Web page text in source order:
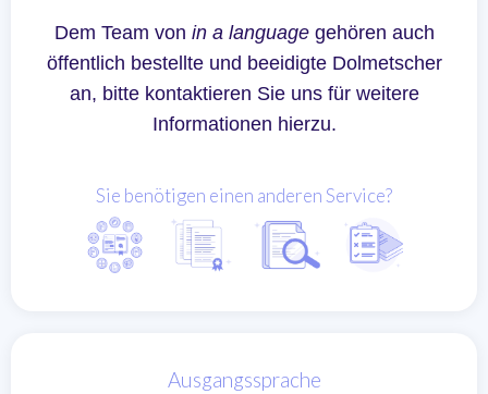
Dem Team von in a languagegehören auch
öffentlich bestellte und beeidigte Dolmetscher
an, bitte kontaktieren Sie uns für weitere
Informationen hierzu.
Sie benötigen einen anderen Service?
Ausgangssprache